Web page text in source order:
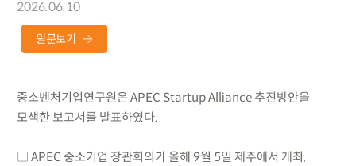
2026.06.10
원문보기
중소벤처기업연구원은 APEC Startup Alliance 추진방안을
모색한 보고서를 발표하였다.
□ APEC 중소기업 장관회의가 올해 9월 5일 제주에서 개최,